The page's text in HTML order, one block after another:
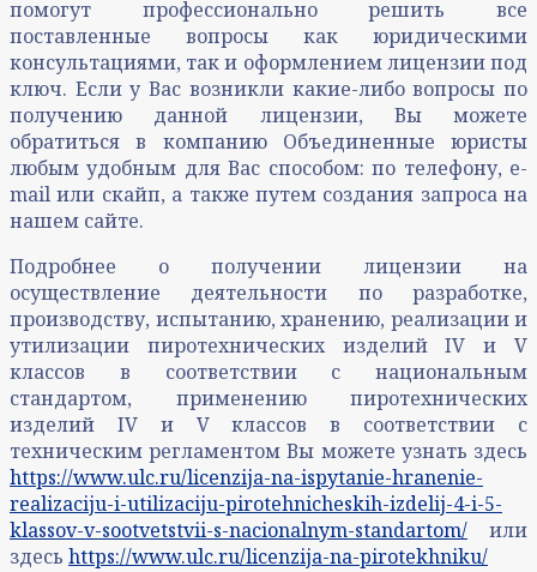
помогут профессионально решить все
поставленные вопросы как юридическими
консультациями, так и оформлением лицензии под
ключ. Если у Вас возникли какие-либо вопросы по
получению данной лицензии, Вы можете
обратиться в компанию Объединенные юристы
любым удобным для Вас способом: по телефону, e-
mail или скайп, а также путем создания запроса на
нашем сайте.
Подробнее о получении лицензии на
осуществление деятельности по разработке,
производству, испытанию, хранению, реализации и
утилизации пиротехнических изделий IV и V
классов в соответствии с национальным
стандартом, применению пиротехнических
изделий IV и V классов в соответствии с
техническим регламентом Вы можете узнать здесь
https://www.ulc.ru/licenzija-na-ispytanie-hranenie-
realizaciju-i-utilizaciju-pirotehnicheskih-izdelij-4-i-5-
klassov-v-sootvetstvii-s-nacionalnym-standartom/ или
здесь https://www.ulc.ru/licenzija-na-pirotekhniku/